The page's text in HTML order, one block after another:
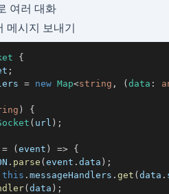
여러 대화
메시지 보내기
{
;
= new Map<string , (data :
)
{
( url ) ;
= (event ) => {
. parse (event . data ) ;
this . messageHandlers . get (data .
(data ) ;